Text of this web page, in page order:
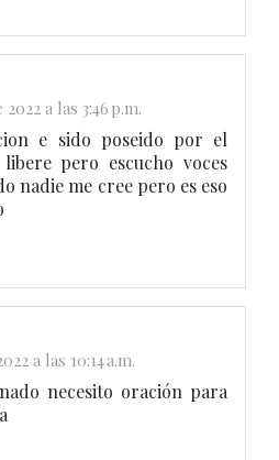
a las 3:46 p.m.
e sido poseido por el
pero escucho voces
nadie me cree pero es eso
a las 10:14 a.m.
necesito oración para